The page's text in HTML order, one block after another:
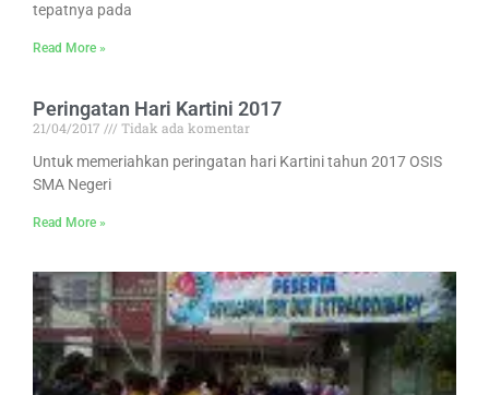
tepatnya pada
Read More »
Peringatan Hari Kartini 2017
21/04/2017
Tidak ada komentar
Untuk memeriahkan peringatan hari Kartini tahun 2017 OSIS
SMA Negeri
Read More »